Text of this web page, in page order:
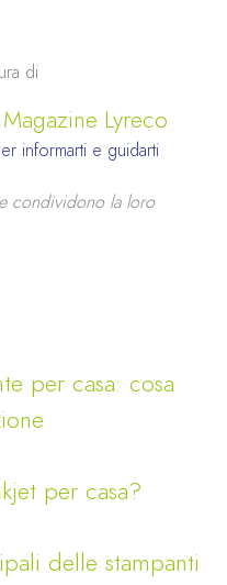
di
Lyreco
informarti e guidarti
condividono la loro
per casa: cosa
per casa?
delle stampanti